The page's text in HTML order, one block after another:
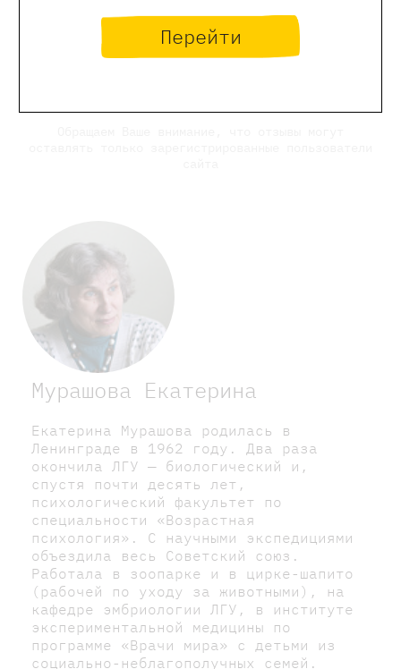
Перейти
Отзывы
Мурашова Екатерина
Екатерина Мурашова родилась в
Ленинграде в 1962 году. Два раза
окончила ЛГУ — биологический и,
спустя почти десять лет,
психологический факультет по
специальности «Возрастная
психология». С научными экспедициями
объездила весь Советский союз.
Работала в зоопарке и в цирке-шапито
(рабочей по уходу за животными), на
кафедре эмбриологии ЛГУ, в институте
экспериментальной медицины по
программе «Врачи мира» с детьми из
социально-неблагополучных семей.